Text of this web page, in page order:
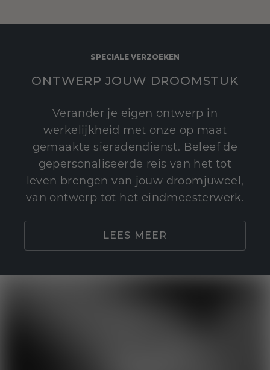
SPECIALE VERZOEKEN
ONTWERP JOUW DROOMSTUK
Verander je eigen ontwerp in
werkelijkheid met onze op maat
gemaakte sieradendienst. Beleef de
gepersonaliseerde reis van het tot
leven brengen van jouw droomjuweel,
van ontwerp tot het eindmeesterwerk.
LEES MEER